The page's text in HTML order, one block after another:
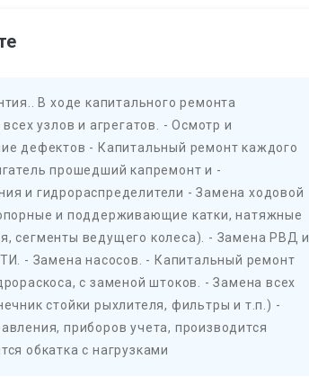
В ходе капитального ремонта
узлов и агрегатов. - Осмотр и
дефектов - Капитальный ремонт каждого
прошедший капремонт и -
и гидрораспределители - Замена ходовой
и поддерживающие катки, натяжные
сегменты ведущего колеса). - Замена РВД и
- Замена насосов. - Капитальный ремонт
с заменой штоков. - Замена всех
стойки рыхлителя, фильтры и т.п.) -
приборов учета, производится
обкатка с нагрузками